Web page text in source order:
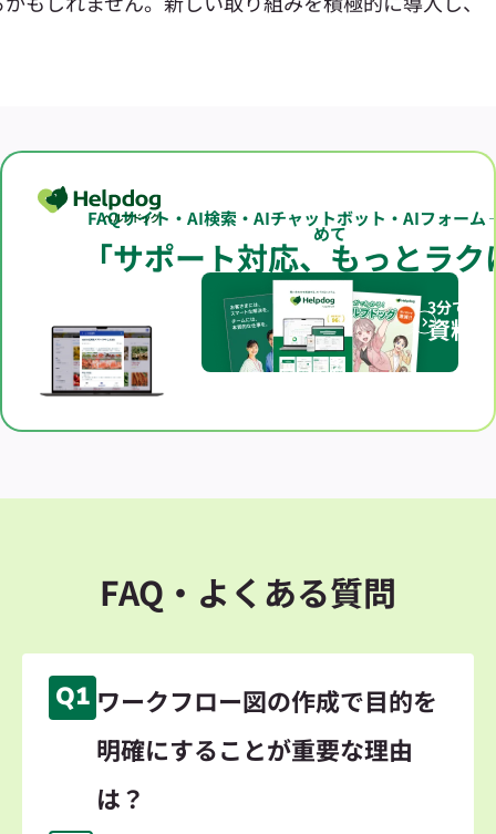
FAQサイト・AI検索・AIチャットボット・AIフォー
めて
「サポート対応、もっとラ
3分でわ
資料
FAQ・よくある質問
Q1 ワークフロー図の作成で目的を
明確にすることが重要な理由
は？